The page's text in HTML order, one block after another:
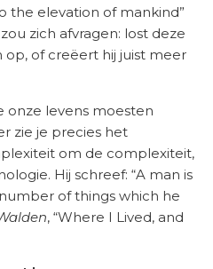
the elevation of mankind”
zou zich afvragen: lost deze
of creëert hij juist meer
onze levens moesten
zie je precies het
om de complexiteit,
Hij schreef: “A man is
of things which he
, “Where I Lived, and